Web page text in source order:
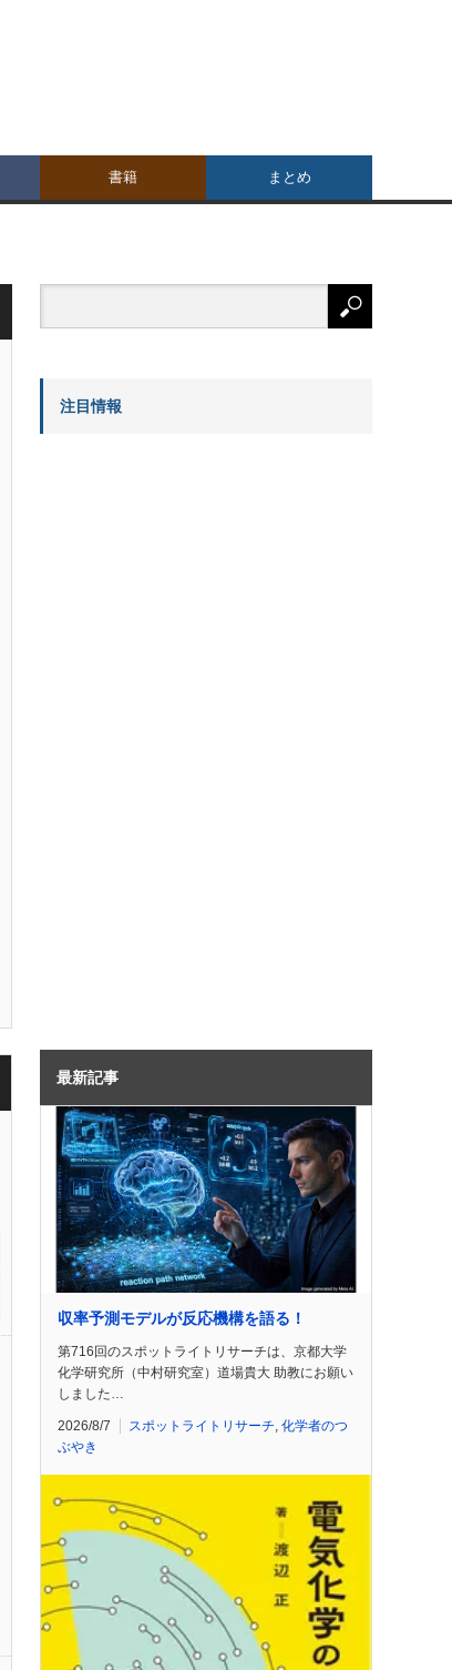
書籍 まとめ
注目情報
最新記事
収率予測モデルが反応機構を語る！
第716回のスポットライトリサーチは、京都大学
化学研究所（中村研究室）道場貴大 助教にお願い
しました…
2026/8/7 スポットライトリサーチ 化学者のつ
ぶやき